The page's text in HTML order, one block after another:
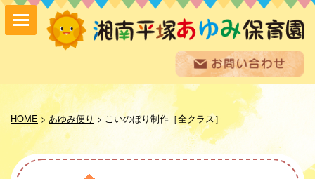
HOME> あゆみ便り > こいのぼり制作［全クラス］
保育方針
園の紹介
保育内容
入園案内
採用情報